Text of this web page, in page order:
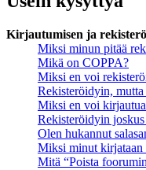
Kirjautumisen ja
Miksi minun pitää
Mikä on COPPA?
Miksi en voi
Rekisteröidyin,
Miksi en voi kirjautua
Rekisteröidyin
Olen hukannut
Miksi minut kirjataan
Mitä “Poista